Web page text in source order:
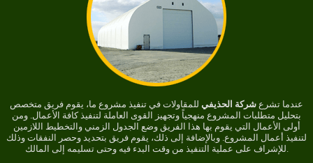
عندما تشرع شركة الحذيفي للمقاولات في تنفيذ مشروع ما، يقوم فريق متخصص
بتحليل متطلبات المشروع منهجياً وتجهيز القوى العاملة لتنفيذ كافة الأعمال. ومن
أولى الأعمال التي يقوم بها هذا الفريق وضع الجدول الزمني والتخطيط اللازمين
لتنفيذ أعمال المشروع. وبالإضافة إلى ذلك، يقوم فريق بتحديد وحصر النفقات وذلك
للإشراف على عملية التنفيذ من وقت البدء فيه وحتى تسليمه إلى المالك.